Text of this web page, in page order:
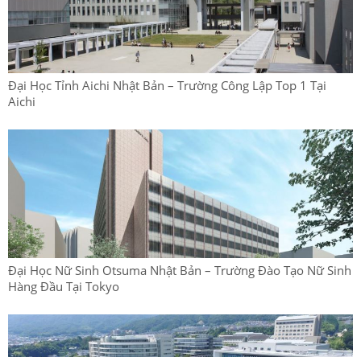
Đại Học Tỉnh Aichi Nhật Bản – Trường Công Lập Top 1 Tại
Aichi
Đại Học Nữ Sinh Otsuma Nhật Bản – Trường Đào Tạo Nữ Sinh
Hàng Đầu Tại Tokyo